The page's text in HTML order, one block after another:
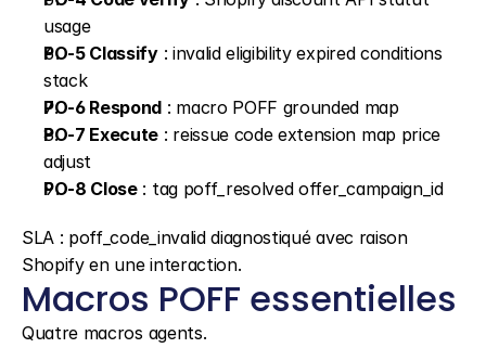
usage
PO-5 Classify : invalid eligibility expired conditions
stack
PO-6 Respond : macro POFF grounded map
PO-7 Execute : reissue code extension map price
adjust
PO-8 Close : tag poff_resolved offer_campaign_id
SLA : poff_code_invalid diagnostiqué avec raison
Shopify en une interaction.
Macros POFF essentielles
Quatre macros agents.